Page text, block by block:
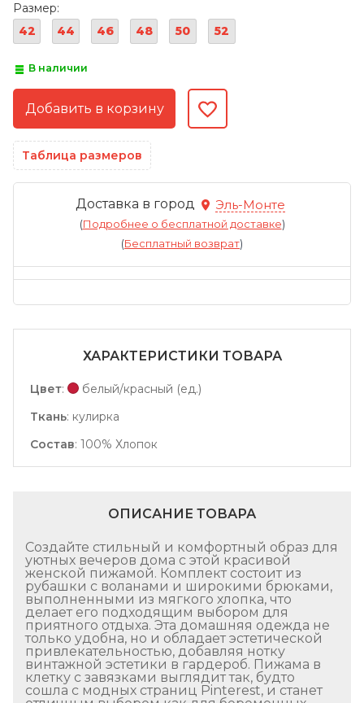
Размер:
42
44 46 48 50 52
В наличии
Таблица размеров
Доставка в город Эль-Монте
(Подробнее о бесплатной доставке)
(Бесплатный возврат)
ХАРАКТЕРИСТИКИ ТОВАРА
Цвет:
белый/красный (ед.)
Ткань: кулирка
Состав: 100% Хлопок
ОПИСАНИЕ ТОВАРА
Создайте стильный и комфортный образ для
уютных вечеров дома с этой красивой
женской пижамой. Комплект состоит из
рубашки с воланами и широкими брюками,
выполненными из мягкого хлопка, что
делает его подходящим выбором для
приятного отдыха. Эта домашняя одежда не
только удобна, но и обладает эстетической
привлекательностью, добавляя нотку
винтажной эстетики в гардероб. Пижама в
клетку с завязками выглядит так, будто
сошла с модных страниц Pinterest, и станет